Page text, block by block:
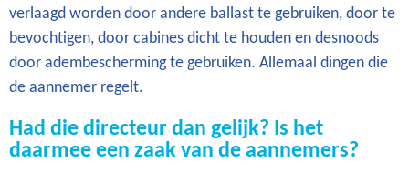
verlaagd worden door andere ballast te gebruiken, door te
bevochtigen, door cabines dicht te houden en desnoods
door adembescherming te gebruiken. Allemaal dingen die
de aannemer regelt.
Had die directeur dan gelijk? Is het
daarmee een zaak van de aannemers?